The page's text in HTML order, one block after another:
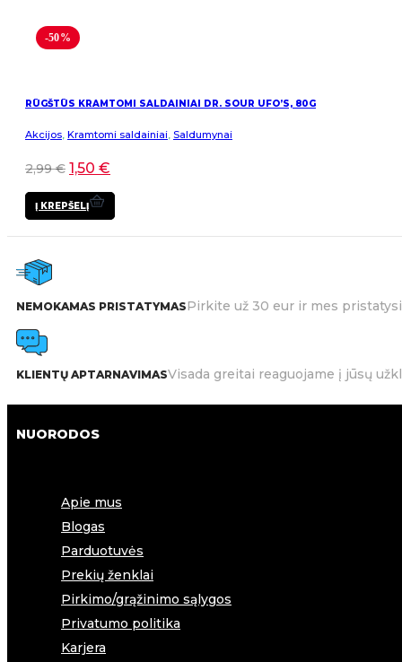
-50%
RŪGŠTŪS KRAMTOMI SALDAINIAI DR. SOUR UFO’S, 80G
Akcijos Kramtomi saldainiai Saldumynai
2,99€ 1,50 €
Į KREPŠELĮ
NEMOKAMAS PRISTATYMASPirkite už 30 eur ir mes
KLIENTŲ APTARNAVIMASVisada greitai reaguojame į jūsų
NUORODOS
Apie mus
Blogas
Parduotuvės
Prekių ženklai
Pirkimo/grąžinimo sąlygos
Privatumo politika
Karjera